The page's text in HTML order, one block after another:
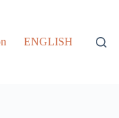
ENGLISH